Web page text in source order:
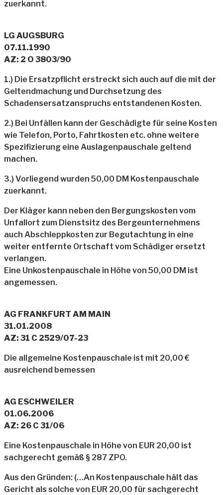
zuerkannt.
LG AUGSBURG
07.11.1990
AZ: 2 O 3803/90
1.) Die Ersatzpflicht erstreckt sich auch auf die mit der
Geltendmachung und Durchsetzung des
Schadensersatzanspruchs entstandenen Kosten.
2.) Bei Unfällen kann der Geschädigte für seine Kosten
wie Telefon, Porto, Fahrtkosten etc. ohne weitere
Spezifizierung eine Auslagenpauschale geltend
machen.
3.) Vorliegend wurden 50,00 DM Kostenpauschale
zuerkannt.
Der Kläger kann neben den Bergungskosten vom
Unfallort zum Dienstsitz des Bergeunternehmens
auch Abschleppkosten zur Begutachtung in eine
weiter entfernte Ortschaft vom Schädiger ersetzt
verlangen.
Eine Unkostenpauschale in Höhe von 50,00 DM ist
angemessen.
AG FRANKFURT AM MAIN
31.01.2008
AZ: 31 C 2529/07-23
Die allgemeine Kostenpauschale ist mit 20,00 €
ausreichend bemessen
AG ESCHWEILER
01.06.2006
AZ: 26 C 31/06
Eine Kostenpauschale in Höhe von EUR 20,00 ist
sachgerecht gemäß § 287 ZPO.
Aus den Gründen: (…An Kostenpauschale hält das
Gericht als solche von EUR 20,00 für sachgerecht